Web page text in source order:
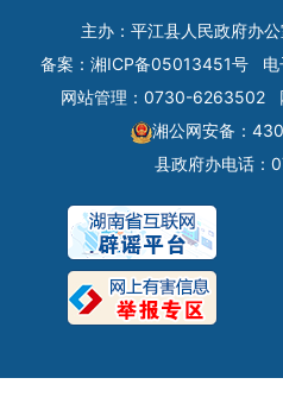
主办：平江县人民政府办公
备案： 湘ICP备05013451号 电
网站管理：0730-6263502
湘公网安备：
县政府办电话：